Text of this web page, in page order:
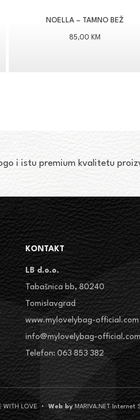
NOELLA – TAMNO BEŽ
85,00KM
i istu premium kvalitetu
KONTAKT
LB d.o.o.
Tabašnica bb, 80240
Tomislavgrad
www.mylovelybag-official.com
info@mylovelybag-official.com
Telefon: 063 853 382
WITH LOVE•Web by MARIVA.NET Internet